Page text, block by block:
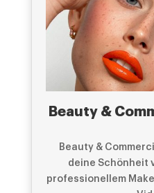
Beauty &
Beauty &
deine Schönheit
professionellem